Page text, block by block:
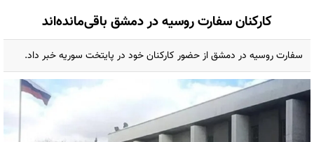
کارکنان سفارت روسیه در دمشق باقی‌مانده‌اند
سفارت روسیه در دمشق از حضور کارکنان خود در پایتخت سوریه خبر داد.